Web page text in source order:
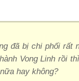
đã bị chi phối rất
Vong Linh rồi
hay không?